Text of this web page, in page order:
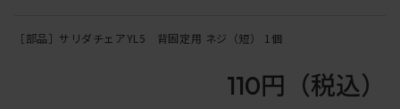
［部品］サリダチェアYL5 背固定用 ネジ（短） 1個
110円 （税込）